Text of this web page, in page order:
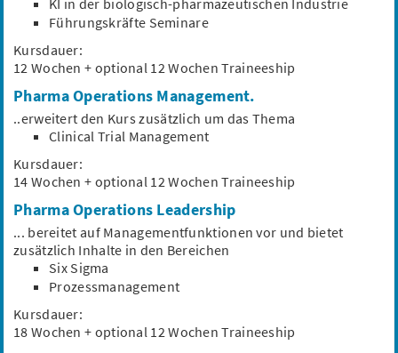
KI in der biologisch-pharmazeutischen Industrie
Führungskräfte Seminare
Kursdauer:
12 Wochen + optional 12 Wochen Traineeship
Pharma Operations Management.
..erweitert den Kurs zusätzlich um das Thema
Clinical Trial Management
Kursdauer:
14 Wochen + optional 12 Wochen Traineeship
Pharma Operations Leadership
... bereitet auf Managementfunktionen vor und bietet
zusätzlich Inhalte in den Bereichen
Six Sigma
Prozessmanagement
Kursdauer:
18 Wochen + optional 12 Wochen Traineeship
Marketing
PR
Pharmareferent (m/w/d) im Arztaußendienst
- Ulm (Augsburg-Süd, Kirchheim unter Teck,
Laupheim)
Dr. Loges + Co. GmbH
Ulm, Baden-Württemberg
Homeoffice möglich
46.582,7 €/Jahr
Kundenbetreuung Verkauf
Arzneimittel
Nahrungsergänzungsmittel